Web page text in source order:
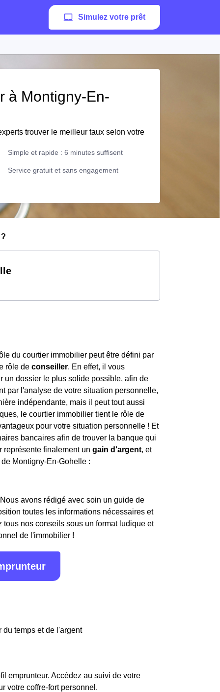
Simulez votre prêt
à Montigny-En-
trouver le meilleur taux selon votre
Simple et rapide : 6 minutes suffisent
Service gratuit et sans engagement
du courtier immobilier peut être défini par
rôle de conseiller. En effet, il vous
un dossier le plus solide possible, afin de
par l'analyse de votre situation personnelle,
indépendante, mais il peut tout aussi
le courtier immobilier tient le rôle de
pour votre situation personnelle ! Et
bancaires afin de trouver la banque qui
représente finalement un gain d'argent, et
Montigny-En-Gohelle :
avons rédigé avec soin un guide de
toutes les informations nécessaires et
nos conseils sous un format ludique et
de l'immobilier !
temps et de l'argent
emprunteur. Accédez au suivi de votre
votre coffre-fort personnel.